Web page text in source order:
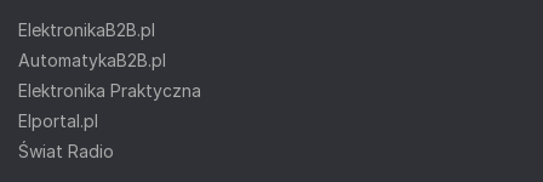
ElektronikaB2B.pl
AutomatykaB2B.pl
Elektronika Praktyczna
Elportal.pl
Świat Radio